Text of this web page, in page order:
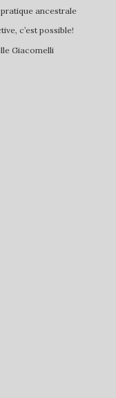
ancestrale
c’est possible!
Giacomelli